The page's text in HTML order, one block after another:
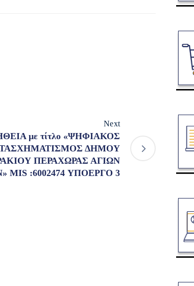
Next
με τίτλο «ΨΗΦΙΑΚΟΣ
ΔΗΜΟΥ
ΠΕΡΑΧΩΡΑΣ ΑΓΙΩΝ
MIS :6002474 ΥΠΟΕΡΓΟ 3